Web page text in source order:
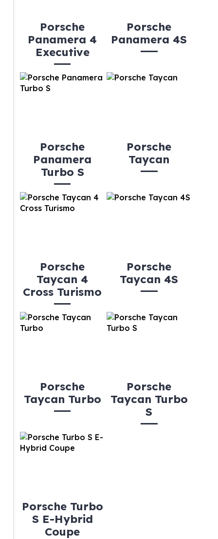
Porsche
Panamera 4
Executive
Porsche
Panamera 4S
Porsche
Panamera
Turbo S
Porsche
Taycan
Porsche
Taycan 4
Cross Turismo
Porsche
Taycan 4S
Porsche
Taycan Turbo
Porsche
Taycan Turbo
S
Porsche Turbo
S E-Hybrid
Coupe